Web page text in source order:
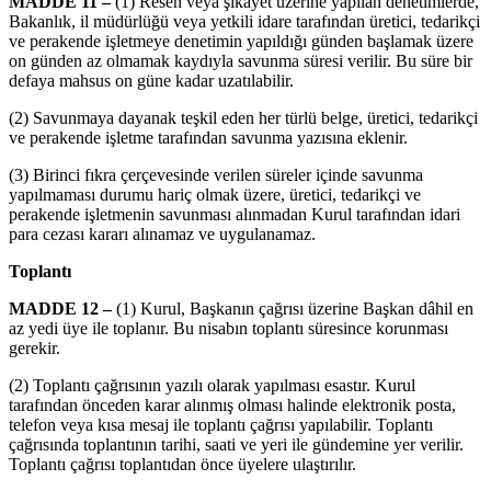
Bakanlık, il müdürlüğü veya yetkili idare tarafından üretici, tedarikçi
ve perakende işletmeye denetimin yapıldığı günden başlamak üzere
on günden az olmamak kaydıyla savunma süresi verilir. Bu süre bir
defaya mahsus on güne kadar uzatılabilir.
(2) Savunmaya dayanak teşkil eden her türlü belge, üretici, tedarikçi
ve perakende işletme tarafından savunma yazısına eklenir.
(3) Birinci fıkra çerçevesinde verilen süreler içinde savunma
yapılmaması durumu hariç olmak üzere, üretici, tedarikçi ve
perakende işletmenin savunması alınmadan Kurul tarafından idari
para cezası kararı alınamaz ve uygulanamaz.
Toplantı
MADDE 12 –(1) Kurul, Başkanın çağrısı üzerine Başkan dâhil en
az yedi üye ile toplanır. Bu nisabın toplantı süresince korunması
gerekir.
(2) Toplantı çağrısının yazılı olarak yapılması esastır. Kurul
tarafından önceden karar alınmış olması halinde elektronik posta,
telefon veya kısa mesaj ile toplantı çağrısı yapılabilir. Toplantı
çağrısında toplantının tarihi, saati ve yeri ile gündemine yer verilir.
Toplantı çağrısı toplantıdan önce üyelere ulaştırılır.